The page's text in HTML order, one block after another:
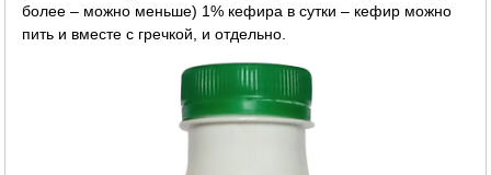
более – можно меньше) 1% кефира в сутки – кефир можно
пить и вместе с гречкой, и отдельно.